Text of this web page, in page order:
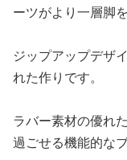
ーツがより一層脚
ジップアップデザ
れた作りです。
ラバー素材の優れ
過ごせる機能的な